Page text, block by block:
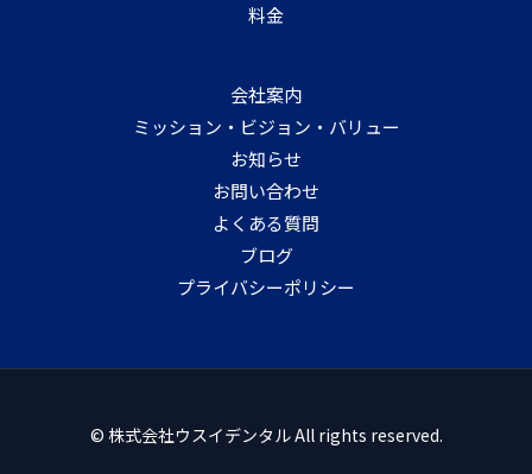
料金
会社案内
ミッション・ビジョン・バリュー
お知らせ
お問い合わせ
よくある質問
ブログ
プライバシーポリシー
© 株式会社ウスイデンタル All rights reserved.